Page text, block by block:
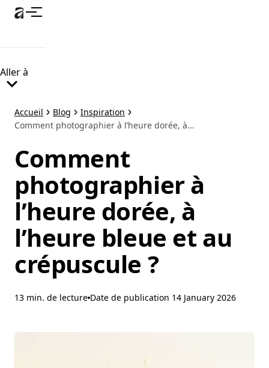
Accéder
principal
Aller à
Accueil Blog
Inspiration
Comment photographier à l’heure dorée, à...
Comment
photographier à
l’heure dorée, à
l’heure bleue et au
crépuscule ?
13 min. de lecture Date de publication 14 January 2026